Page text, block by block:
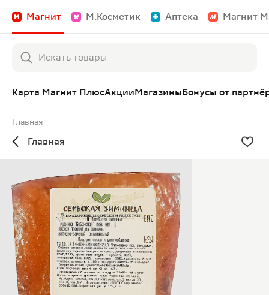
Магнит М.Косметик Аптека Магнит
Карта Магнит ПлюсАкцииМагазиныБонусы от
Главная
Главная